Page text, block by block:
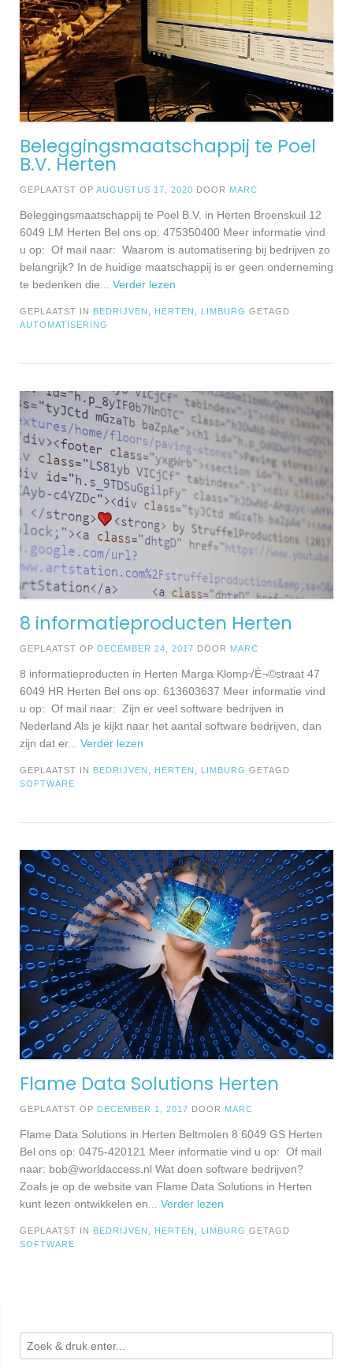
Beleggingsmaatschappij te Poel
B.V. Herten
GEPLAATST OP AUGUSTUS 17, 2020 DOOR MARC
Beleggingsmaatschappij te Poel B.V. in Herten Broenskuil 12
6049 LM Herten Bel ons op: 475350400 Meer informatie vind
u op: Of mail naar: Waarom is automatisering bij bedrijven zo
belangrijk? In de huidige maatschappij is er geen onderneming
te bedenken die... Verder lezen
GEPLAATST IN BEDRIJVEN HERTEN LIMBURG GETAGD
AUTOMATISERING
8 informatieproducten Herten
GEPLAATST OP DECEMBER 24, 2017 DOOR MARC
8 informatieproducten in Herten Marga Klomp√É¬©straat 47
6049 HR Herten Bel ons op: 613603637 Meer informatie vind
u op: Of mail naar: Zijn er veel software bedrijven in
Nederland Als je kijkt naar het aantal software bedrijven, dan
zijn dat er... Verder lezen
GEPLAATST IN BEDRIJVEN HERTEN LIMBURG GETAGD
SOFTWARE
Flame Data Solutions Herten
GEPLAATST OP DECEMBER 1, 2017 DOOR MARC
Flame Data Solutions in Herten Beltmolen 8 6049 GS Herten
Bel ons op: 0475-420121 Meer informatie vind u op: Of mail
naar: bob@worldaccess.nl Wat doen software bedrijven?
Zoals je op de website van Flame Data Solutions in Herten
kunt lezen ontwikkelen en... Verder lezen
GEPLAATST IN BEDRIJVEN HERTEN LIMBURG GETAGD
SOFTWARE